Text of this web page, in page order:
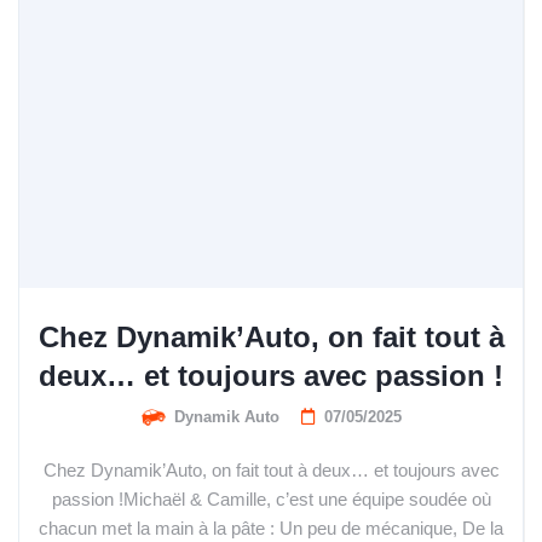
Chez Dynamik’Auto, on fait tout à
deux… et toujours avec passion !
Dynamik Auto 07/05/2025
Chez Dynamik’Auto, on fait tout à deux… et toujours avec
passion !Michaël & Camille, c’est une équipe soudée où
chacun met la main à la pâte : Un peu de mécanique, De la